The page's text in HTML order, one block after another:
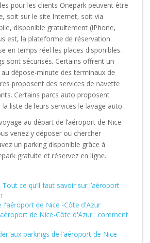
pour les clients Onepark peuvent être
soit sur le site Internet, soit via
disponible gratuitement (iPhone,
est, la plateforme de réservation
en temps réel les places disponibles.
sont sécurisés. Certains offrent un
dépose-minute des terminaux de
proposent des services de navette
Certains parcs auto proposent
liste de leurs services le lavage auto.
au départ de l’aéroport de Nice –
venez y déposer ou chercher
un parking disponible grâce à
gratuite et réservez en ligne.
ce qu’il faut savoir sur l’aéroport
l'aéroport de Nice -Côte d'Azur
de Nice-Côte d'Azur : comment
aux parkings de l’aéroport de Nice-